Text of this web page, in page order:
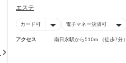
エステ
カード可 電子マネー決済可
アクセス 南日永駅から510m （徒歩7分）